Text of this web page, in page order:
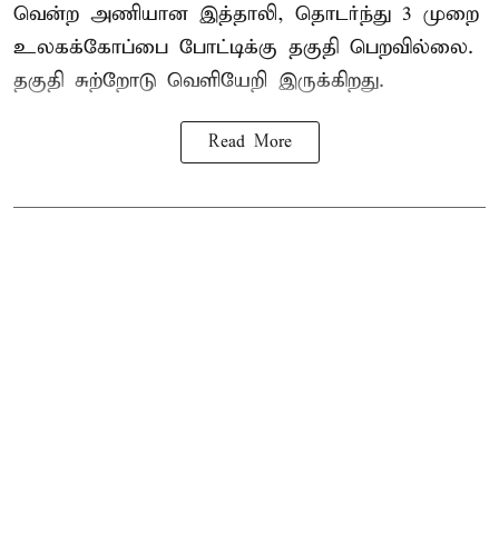
வென்ற அணியான இத்தாலி, தொடர்ந்து 3 முறை
உலகக்கோப்பை போட்டிக்கு தகுதி பெறவில்லை.
தகுதி சுற்றோடு வெளியேறி இருக்கிறது.
Read More